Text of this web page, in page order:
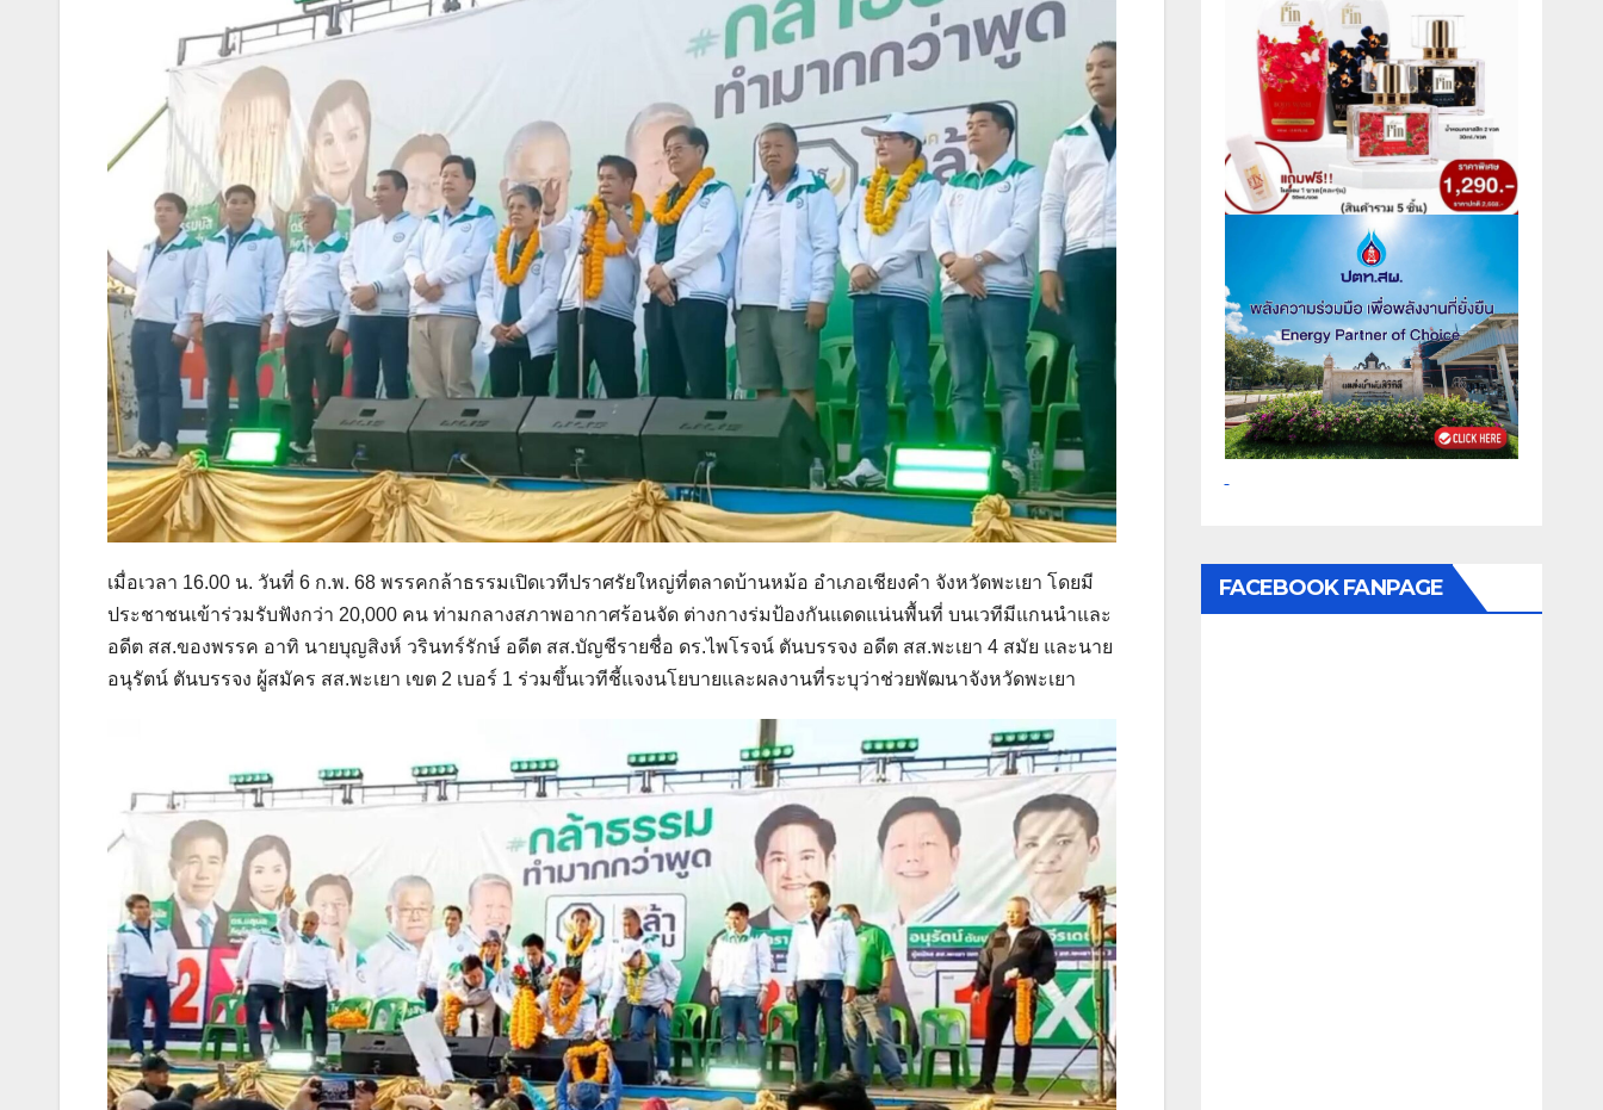
เมื่อเวลา 16.00 น. วันที่ 6 ก.พ. 68 พรรคกล้าธรรมเปิดเวทีปราศรัยใหญ่ที่ตลาดบ้านหม้อ อำเภอเชียงคำ จังหวัดพะเยา โดยมี
ประชาชนเข้าร่วมรับฟังกว่า 20,000 คน ท่ามกลางสภาพอากาศร้อนจัด ต่างกางร่มป้องกันแดดแน่นพื้นที่ บนเวทีมีแกนนำและ
อดีต สส.ของพรรค อาทิ นายบุญสิงห์ วรินทร์รักษ์ อดีต สส.บัญชีรายชื่อ ดร.ไพโรจน์ ตันบรรจง อดีต สส.พะเยา 4 สมัย และนาย
อนุรัตน์ ตันบรรจง ผู้สมัคร สส.พะเยา เขต 2 เบอร์ 1 ร่วมขึ้นเวทีชี้แจงนโยบายและผลงานที่ระบุว่าช่วยพัฒนาจังหวัดพะเยา
FACEBOOK FANPAGE